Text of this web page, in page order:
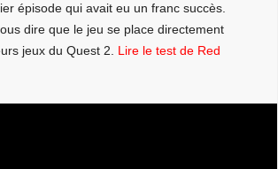
épisode qui avait eu un franc succès.
dire que le jeu se place directement
jeux du Quest 2. Lire le test de Red